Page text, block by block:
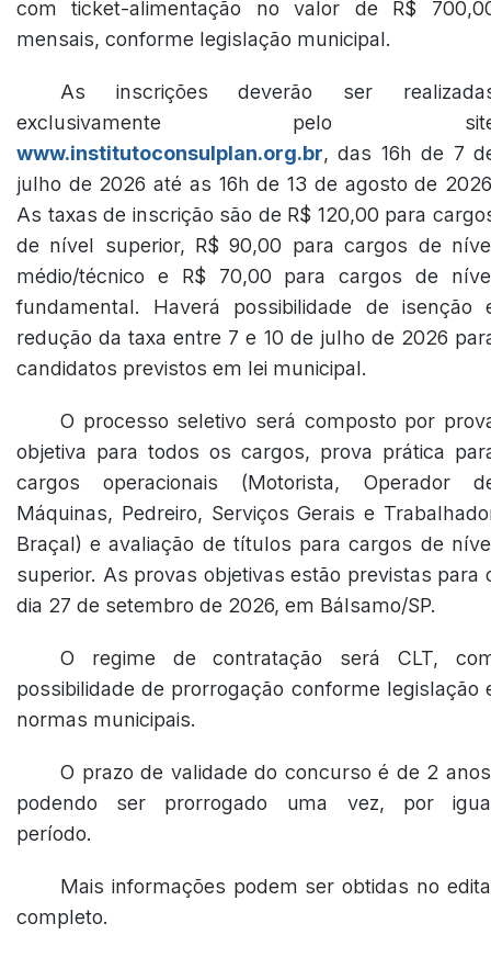
com ticket-alimentação no valor de R$
mensais, conforme legislação municipal.
As inscrições deverão ser
exclusivamente pelo
www.institutoconsulplan.org.br, das 16h de 7
julho de 2026 até as 16h de 13 de agosto de
As taxas de inscrição são de R$ 120,00 para
de nível superior, R$ 90,00 para cargos de
médio/técnico e R$ 70,00 para cargos de
fundamental. Haverá possibilidade de isenção
redução da taxa entre 7 e 10 de julho de 2026
candidatos previstos em lei municipal.
O processo seletivo será composto por
objetiva para todos os cargos, prova prática
cargos operacionais (Motorista, Operador
Máquinas, Pedreiro, Serviços Gerais e
Braçal) e avaliação de títulos para cargos de
superior. As provas objetivas estão previstas para
dia 27 de setembro de 2026, em Bálsamo/SP.
O regime de contratação será CLT,
possibilidade de prorrogação conforme legislação
normas municipais.
O prazo de validade do concurso é de 2
podendo ser prorrogado uma vez, por
período.
Mais informações podem ser obtidas no
completo.